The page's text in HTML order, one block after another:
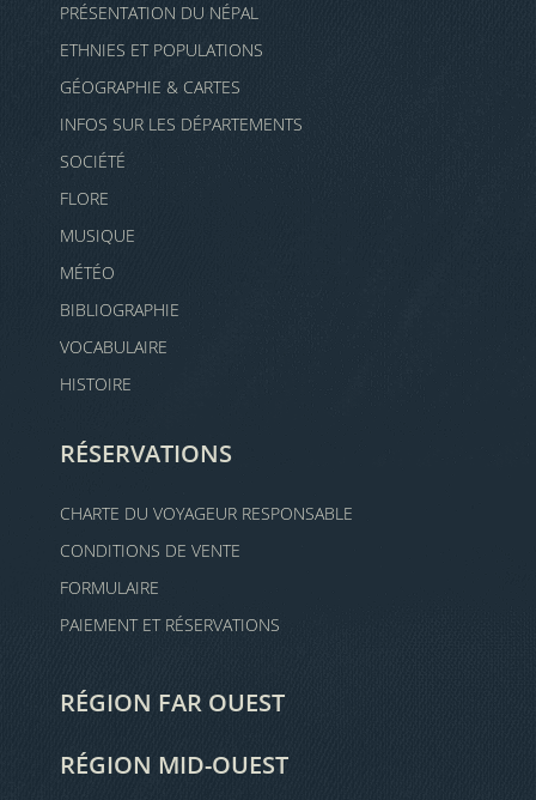
PRÉSENTATION DU NÉPAL
ETHNIES ET POPULATIONS
GÉOGRAPHIE & CARTES
INFOS SUR LES DÉPARTEMENTS
SOCIÉTÉ
FLORE
MUSIQUE
MÉTÉO
BIBLIOGRAPHIE
VOCABULAIRE
HISTOIRE
RÉSERVATIONS
CHARTE DU VOYAGEUR RESPONSABLE
CONDITIONS DE VENTE
FORMULAIRE
PAIEMENT ET RÉSERVATIONS
RÉGION FAR OUEST
RÉGION MID-OUEST